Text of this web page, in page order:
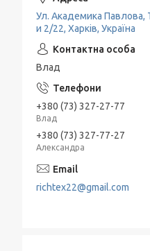
Ул. Академика Павлова,
и 2/22, Харків, Україна
Влад
+380 (73) 327-27-77
Влад
+380 (73) 327-77-27
Александра
richtex22@gmail.com